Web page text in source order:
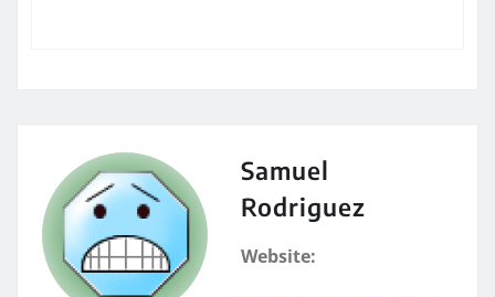
Samuel
Rodriguez
Website: